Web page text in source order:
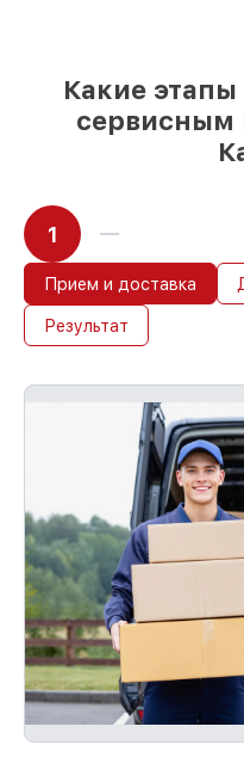
Какие
сервисным
1
Прием и доставка
Результат